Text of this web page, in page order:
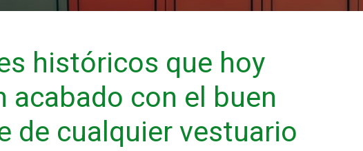
históricos que hoy
acabado con el buen
de cualquier vestuario